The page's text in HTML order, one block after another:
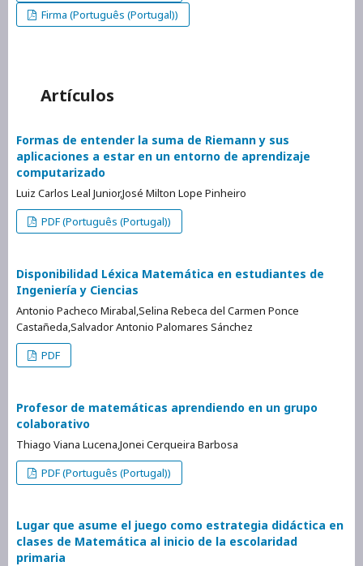
Firma (Português (Portugal))
Artículos
Formas de entender la suma de Riemann y sus
aplicaciones a estar en un entorno de aprendizaje
computarizado
Luiz Carlos Leal Junior,José Milton Lope Pinheiro
PDF (Português (Portugal))
Disponibilidad Léxica Matemática en estudiantes de
Ingeniería y Ciencias
Antonio Pacheco Mirabal,Selina Rebeca del Carmen Ponce
Castañeda,Salvador Antonio Palomares Sánchez
PDF
Profesor de matemáticas aprendiendo en un grupo
colaborativo
Thiago Viana Lucena,Jonei Cerqueira Barbosa
PDF (Português (Portugal))
Lugar que asume el juego como estrategia didáctica en
clases de Matemática al inicio de la escolaridad
primaria